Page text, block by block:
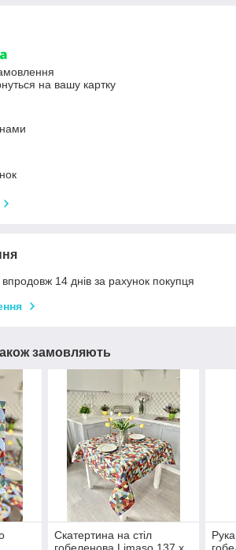
на вашу картку
14 днів за рахунок покупця
замовляють
Скатертина на стіл